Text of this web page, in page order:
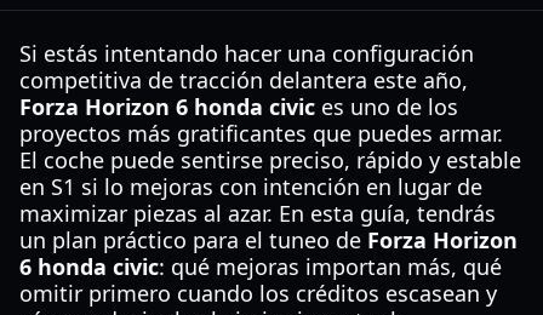
Si estás intentando hacer una configuración
competitiva de tracción delantera este año,
Forza Horizon 6 honda civic es uno de los
proyectos más gratificantes que puedes armar.
El coche puede sentirse preciso, rápido y estable
en S1 si lo mejoras con intención en lugar de
maximizar piezas al azar. En esta guía, tendrás
un plan práctico para el tuneo de Forza Horizon
6 honda civic: qué mejoras importan más, qué
omitir primero cuando los créditos escasean y